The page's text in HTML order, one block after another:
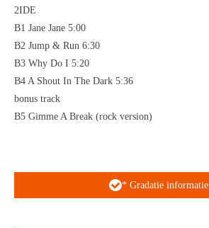
2IDE
B1 Jane Jane 5:00
B2 Jump & Run 6:30
B3 Why Do I 5:20
B4 A Shout In The Dark 5:36
bonus track
B5 Gimme A Break (rock version)
* Gradatie informatie